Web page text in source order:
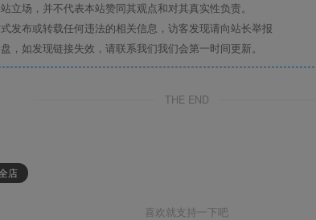
立场，并不代表本站赞同其观点和对其真实性负责。
发布或转载任何违法的相关信息，访客发现请向站长举报
，如发现链接失效，请联系我们我们会第一时间更新。
THE END
店
喜欢就支持一下吧